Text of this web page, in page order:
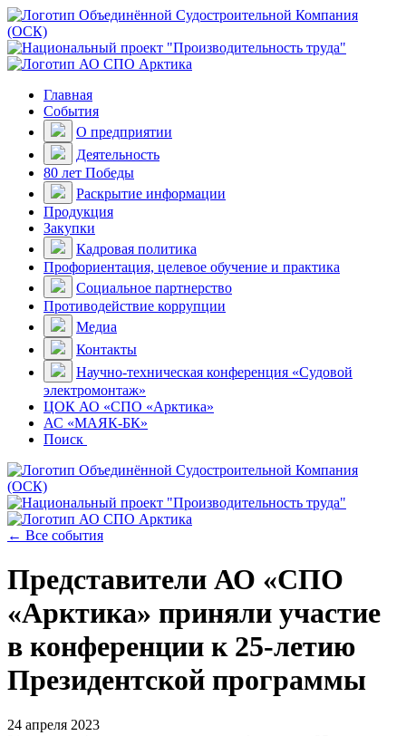
Главная
События
О предприятии
Деятельность
80 лет Победы
Раскрытие информации
Продукция
Закупки
Кадровая политика
Профориентация, целевое обучение и практика
Социальное партнерство
Противодействие коррупции
Медиа
Контакты
Научно-техническая конференция «Судовой
электромонтаж»
ЦОК АО «СПО «Арктика»
АС «МАЯК-БК»
Поиск
← Все события
Представители АО «СПО
«Арктика» приняли участие
в конференции к 25-летию
Президентской программы
24 апреля 2023